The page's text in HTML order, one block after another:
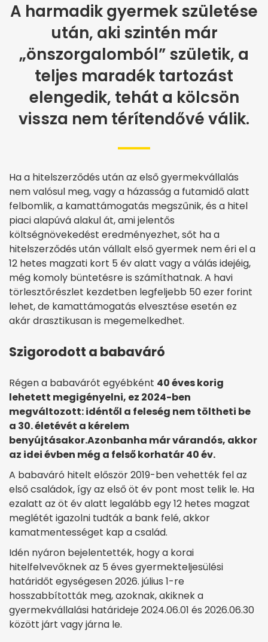
A harmadik gyermek születése
után, aki szintén már
„önszorgalomból” születik, a
teljes maradék tartozást
elengedik, tehát a kölcsön
vissza nem térítendővé válik.
Ha a hitelszerződés után az első gyermekvállalás
nem valósul meg, vagy a házasság a futamidő alatt
felbomlik, a kamattámogatás megszűnik, és a hitel
piaci alapúvá alakul át, ami jelentős
költségnövekedést eredményezhet, sőt ha a
hitelszerződés után vállalt első gyermek nem éri el a
12 hetes magzati kort 5 év alatt vagy a válás idejéig,
még komoly büntetésre is számíthatnak. A havi
törlesztőrészlet kezdetben legfeljebb 50 ezer forint
lehet, de kamattámogatás elvesztése esetén ez
akár drasztikusan is megemelkedhet.
Szigorodott a babaváró
Régen a babavárót egyébként 40 éves korig
lehetett megigényelni, ez 2024-ben
megváltozott: idéntől a feleség nem töltheti be
a 30. életévét a kérelem
benyújtásakor.Azonbanha már várandós, akkor
az idei évben még a felső korhatár 40 év.
A babaváró hitelt először 2019-ben vehették fel az
első családok, így az első öt év pont most telik le. Ha
ezalatt az öt év alatt legalább egy 12 hetes magzat
meglétét igazolni tudták a bank felé, akkor
kamatmentességet kap a család.
Idén nyáron bejelentették, hogy a korai
hitelfelvevőknek az 5 éves gyermekteljesülési
határidőt egységesen 2026. július 1-re
hosszabbították meg, azoknak, akiknek a
gyermekvállalási határideje 2024.06.01 és 2026.06.30
között járt vagy járna le.